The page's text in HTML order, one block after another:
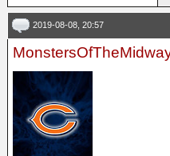
2019-08-08, 20:57